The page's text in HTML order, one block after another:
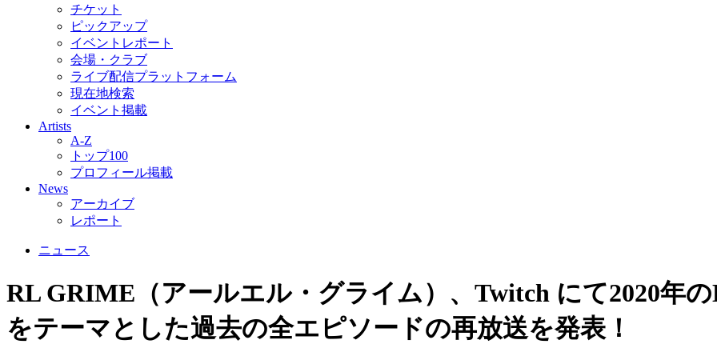
チケット
ピックアップ
イベントレポート
会場・クラブ
ライブ配信プラットフォーム
現在地検索
イベント掲載
Artists
A-Z
トップ100
プロフィール掲載
News
アーカイブ
レポート
ニュース
RL GRIME（アールエル・グライム）、Twitch にて2020年
をテーマとした過去の全エピソードの再放送を発表！